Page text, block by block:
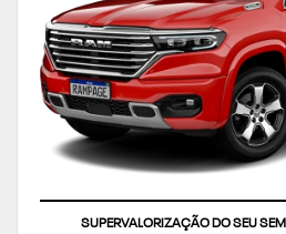
SUPERVALORIZAÇÃO DO SEU